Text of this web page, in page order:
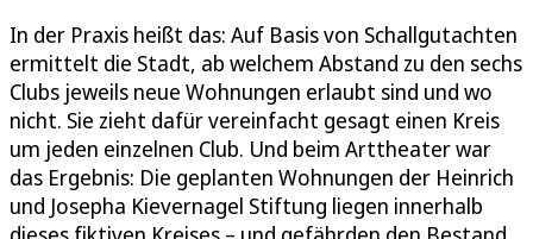
In der Praxis heißt das: Auf Basis von Schallgutachten
ermittelt die Stadt, ab welchem Abstand zu den sechs
Clubs jeweils neue Wohnungen erlaubt sind und wo
nicht. Sie zieht dafür vereinfacht gesagt einen Kreis
um jeden einzelnen Club. Und beim Arttheater war
das Ergebnis: Die geplanten Wohnungen der Heinrich
und Josepha Kievernagel Stiftung liegen innerhalb